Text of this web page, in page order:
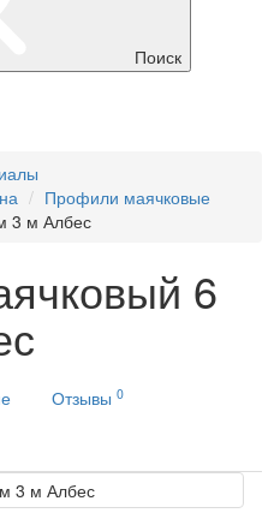
Поиск
Профили маячковые
3 м Албес
6
Отзывы 0